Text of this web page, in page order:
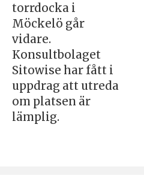
torrdocka i
Möckelö går
vidare.
Konsultbolaget
Sitowise har fått i
uppdrag att utreda
om platsen är
lämplig.